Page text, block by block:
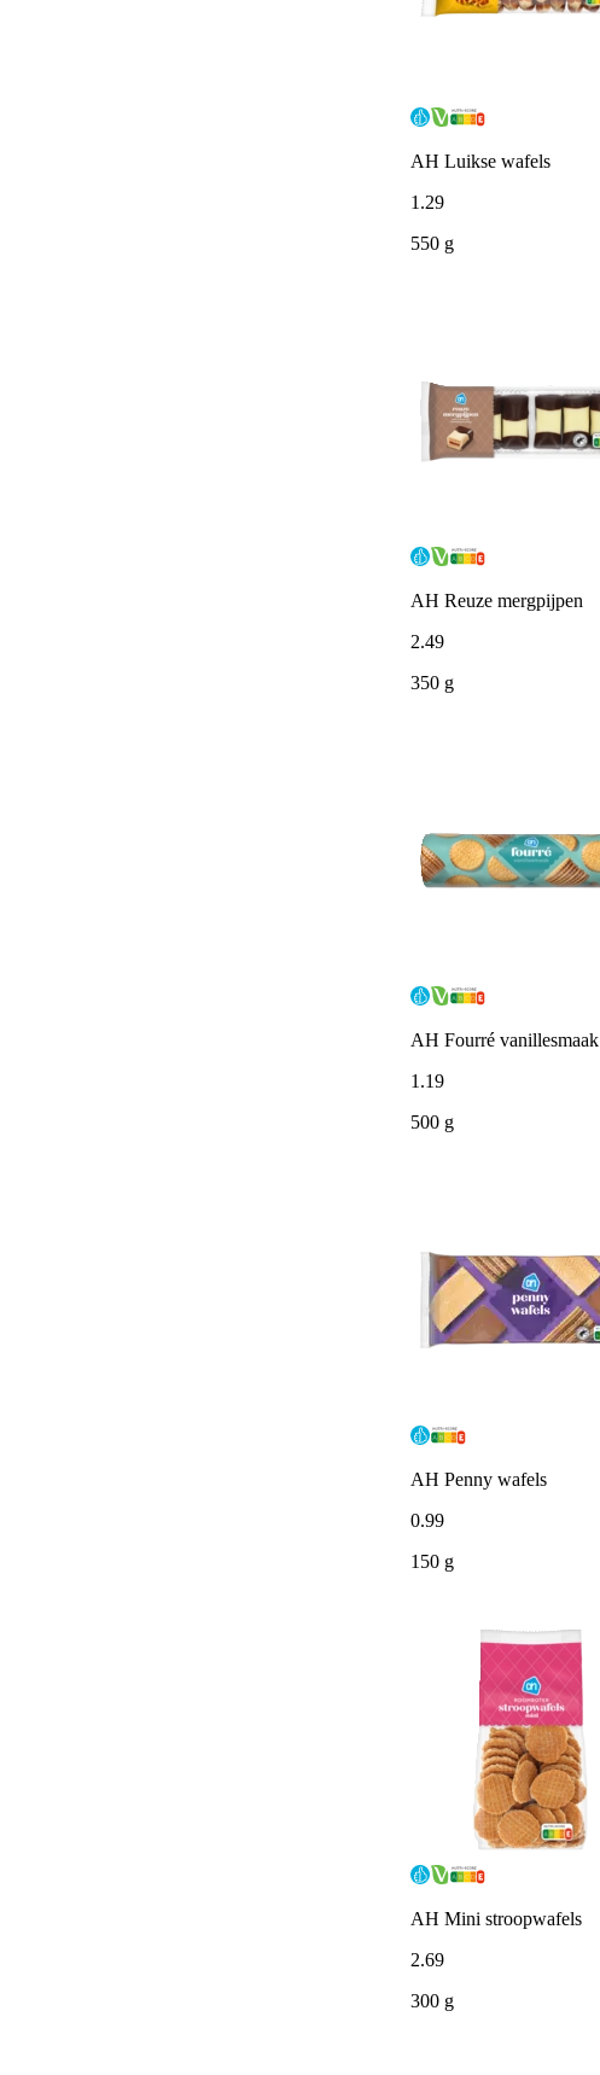
AH Luikse wafels
1.29
550 g
AH Reuze mergpijpen
2.49
350 g
AH Fourré vanillesmaak
1.19
500 g
AH Penny wafels
0.99
150 g
AH Mini stroopwafels
2.69
300 g